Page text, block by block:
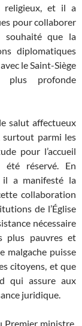
religieux, et il a
pour collaborer
souhaité que la
diplomatiques
le Saint-Siège
plus profonde
salut affectueux
surtout parmi les
pour l’accueil
été réservé. En
a manifesté la
collaboration
de l’Église
nécessaire
plus pauvres et
malgache puisse
citoyens, et que
qui assure aux
juridique.
Premier ministre,